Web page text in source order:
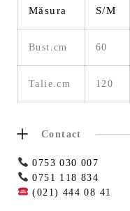
Măsura S/M
Bust.cm 60
Talie.cm 120
Contact
0753 030 007
0751 118 834
(021) 444 08 41